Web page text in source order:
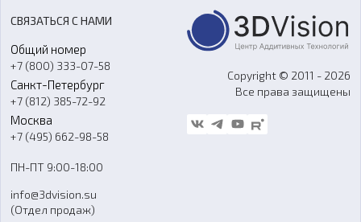
Оборудование и материалы для вакуумного литья
Аксессуары и прочее оборудование
Программное обеспечение
Ремонт и услуги
О компании
Контакты
Гос. закупки
Стать дилером
Блог
FAQ
СВЯЗАТЬСЯ С НАМИ
Общий номер
+7 (800) 333-07-58
Санкт-Петербург
+7 (812) 385-72-92
Москва
+7 (495) 662-98-58
ПН-ПТ 9:00-18:00
info@3dvision.su
(Отдел продаж)
Copyright © 2011 - 2026
Все права защищены